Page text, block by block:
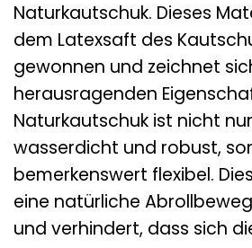
Naturkautschuk. Dieses
dem Latexsaft des
gewonnen und zeichnet
herausragenden
Naturkautschuk ist nicht
wasserdicht und robust,
bemerkenswert flexibel.
eine natürliche
und verhindert, dass sich